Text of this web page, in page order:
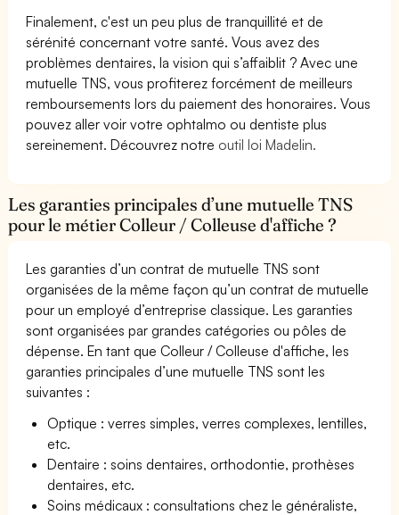
Finalement, c'est un peu plus de tranquillité et de
sérénité concernant votre santé. Vous avez des
problèmes dentaires, la vision qui s’affaiblit ? Avec une
mutuelle TNS, vous profiterez forcément de meilleurs
remboursements lors du paiement des honoraires. Vous
pouvez aller voir votre ophtalmo ou dentiste plus
sereinement. Découvrez notre outil loi Madelin.
Les garanties principales d’une mutuelle TNS
pour le métier Colleur / Colleuse d'affiche ?
Les garanties d’un contrat de mutuelle TNS sont
organisées de la même façon qu’un contrat de mutuelle
pour un employé d’entreprise classique. Les garanties
sont organisées par grandes catégories ou pôles de
dépense. En tant que Colleur / Colleuse d'affiche, les
garanties principales d’une mutuelle TNS sont les
suivantes :
Optique : verres simples, verres complexes, lentilles,
etc.
Dentaire : soins dentaires, orthodontie, prothèses
dentaires, etc.
Soins médicaux : consultations chez le généraliste,